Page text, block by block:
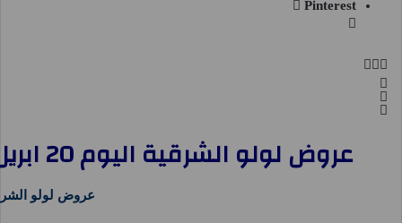
Pinterest
عروض لولو الشرقية اليوم 20 ابريل حتى 22 ابريل 2025 ايام كبرى
عروض لولو